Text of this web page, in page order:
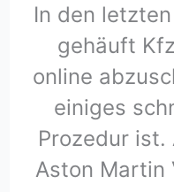
In den
gehäuft
online
einiges
Prozedur ist.
Aston Martin